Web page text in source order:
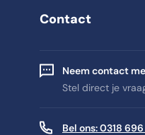
Contact
Neem contact
Stel direct je
Bel ons: 0318